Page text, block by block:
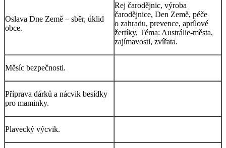
Oslava Dne Země – sběr, úklid
obce.
Rej čarodějnic, výroba
čarodějnice, Den Země, péče
o zahradu, prevence, aprílové
žertíky, Téma: Austrálie-města,
zajímavosti, zvířata.
Měsíc bezpečnosti.
Příprava dárků a nácvik besídky
pro maminky.
Plavecký výcvik.